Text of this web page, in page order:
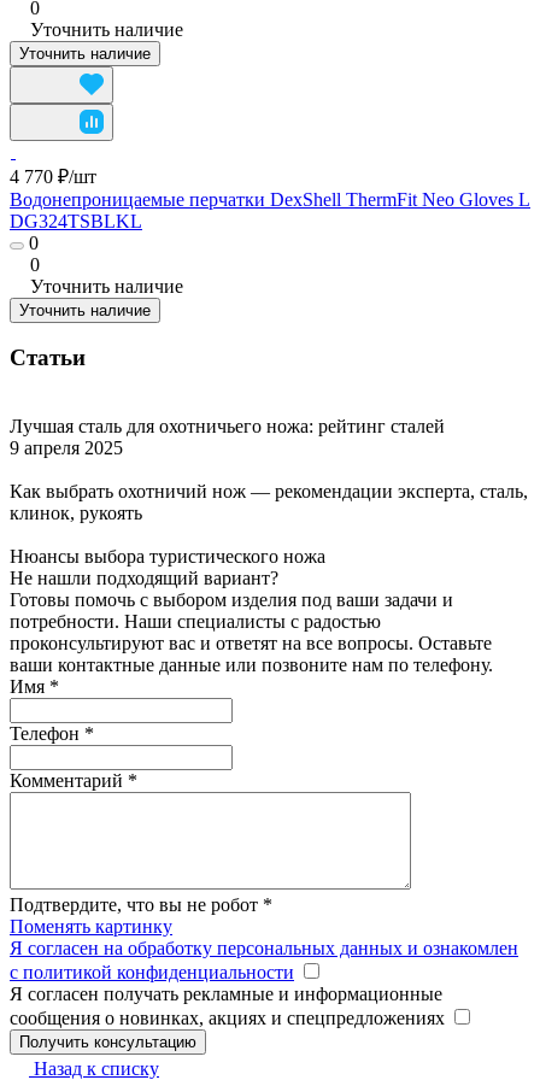
0
Уточнить наличие
Уточнить наличие
4 770 ₽/шт
Водонепроницаемые перчатки DexShell ThermFit Neo Gloves L
DG324TSBLKL
0
0
Уточнить наличие
Уточнить наличие
Статьи
Лучшая сталь для охотничьего ножа: рейтинг сталей
9 апреля 2025
Как выбрать охотничий нож — рекомендации эксперта, сталь,
клинок, рукоять
Нюансы выбора туристического ножа
Не нашли подходящий вариант?
Готовы помочь с выбором изделия под ваши задачи и
потребности. Наши специалисты с радостью
проконсультируют вас и ответят на все вопросы. Оставьте
ваши контактные данные или позвоните нам по телефону.
Имя *
Телефон *
Комментарий *
Подтвердите, что вы не робот *
Поменять картинку
Я согласен на обработку персональных данных и ознакомлен
с политикой конфиденциальности
Я согласен получать рекламные и информационные
сообщения о новинках, акциях и спецпредложениях
Назад к списку